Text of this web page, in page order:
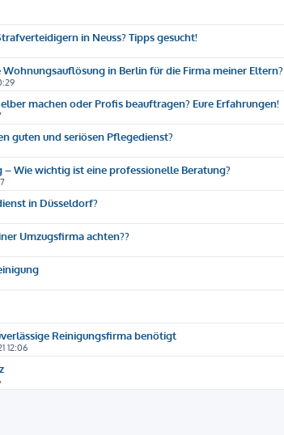
in Neuss? Tipps gesucht!
Wohnungsauflösung in Berlin für die Firma meiner Eltern?
machen oder Profis beauftragen? Eure Erfahrungen!
guten und seriösen Pflegedienst?
Wie wichtig ist eine professionelle Beratung?
in Düsseldorf?
Umzugsfirma achten??
Reinigungsfirma benötigt
12:06